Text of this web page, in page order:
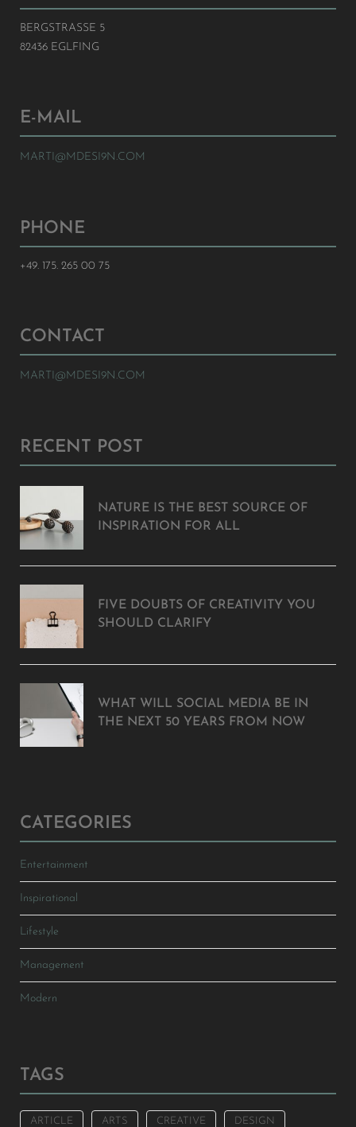
BERGSTRASSE 5
82436 EGLFING
E-MAIL
MARTI@MDESI9N.COM
PHONE
+49. 175. 265 00 75
CONTACT
MARTI@MDESI9N.COM
RECENT POST
NATURE IS THE BEST SOURCE OF
INSPIRATION FOR ALL
FIVE DOUBTS OF CREATIVITY YOU
SHOULD CLARIFY
WHAT WILL SOCIAL MEDIA BE IN
THE NEXT 50 YEARS FROM NOW
CATEGORIES
Entertainment
Inspirational
Lifestyle
Management
Modern
TAGS
ARTICLE ARTS CREATIVE DESIGN